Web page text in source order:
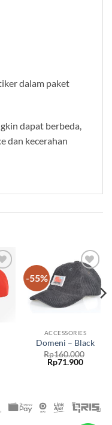
dalam paket
dapat berbeda,
dan kecerahan
to
-55%
Add to
wishlist
ACCESSORIES
Domeni – Black
Rp160.000
Rp71.900